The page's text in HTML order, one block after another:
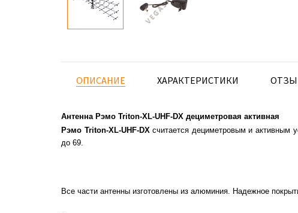
ОПИСАНИЕ ХАРАКТЕРИСТИКИ
Антенна Рэмо Triton-XL-UHF-DX дециметровая активная
Рэмо Triton-XL-UHF-DXсчитается дециметровым и активным
до 69.
Все части антенны изготовлены из алюминия. Надежное